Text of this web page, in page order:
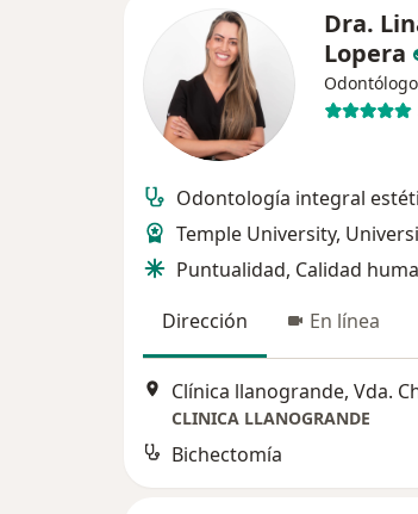
Dra.
Lopera
Odontólogo
Odontología integral
Temple University,
Puntualidad, Calidad
Dirección
En línea
CLINICA LLANOGRANDE
Bichectomía